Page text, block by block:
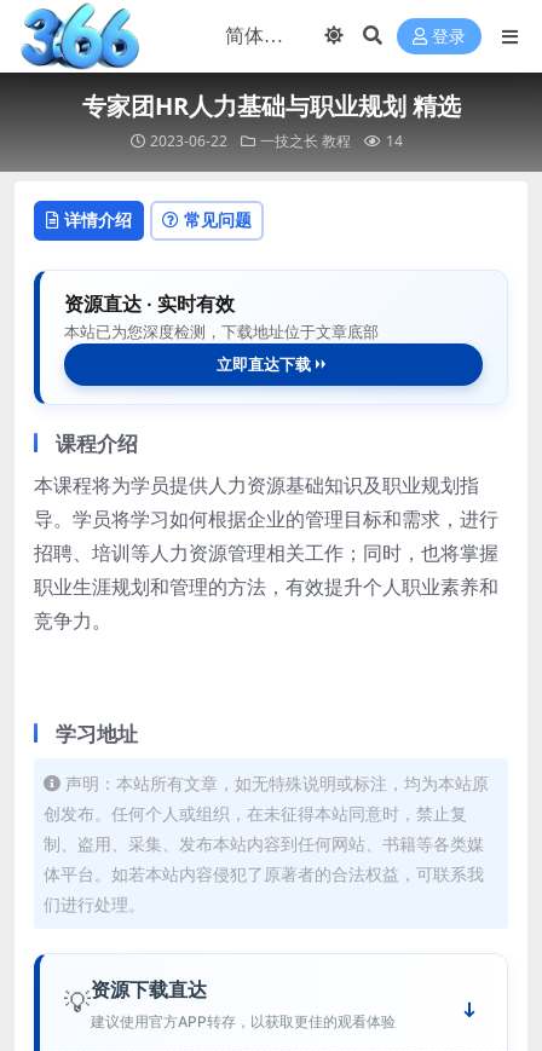
登录
专家团HR人力基础与职业规划 精选
2023-06-22 一技之长 教程 14
详情介绍 常见问题
资源直达 · 实时有效
本站已为您深度检测，下载地址位于文章底部
立即直达下载
课程介绍
本课程将为学员提供人力资源基础知识及职业规划指
导。学员将学习如何根据企业的管理目标和需求，进行
招聘、培训等人力资源管理相关工作；同时，也将掌握
职业生涯规划和管理的方法，有效提升个人职业素养和
竞争力。
学习地址
声明：本站所有文章，如无特殊说明或标注，均为本站原
创发布。任何个人或组织，在未征得本站同意时，禁止复
制、盗用、采集、发布本站内容到任何网站、书籍等各类媒
体平台。如若本站内容侵犯了原著者的合法权益，可联系我
们进行处理。
💡资源下载直达
建议使用官方APP转存，以获取更佳的观看体验